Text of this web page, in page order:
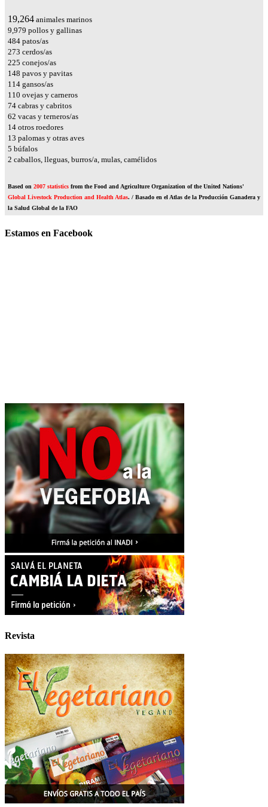
22,474 animales marinos
11,642pollos y gallinas
565 patos/as
319 cerdos/as
263 conejos/as
173 pavos y pavitas
133 gansos/as
129 ovejas y carneros
86 cabras y cabritos
73 vacas y terneros/as
16 otros roedores
16 palomas y otras aves
6 búfalos
2 caballos, lleguas, burros/a, mulas, camélidos
Based on 2007 statistics from the Food and Agriculture Organization of the United Nations'
Global Livestock Production and Health Atlas. / Basado en el Atlas de la Producción Ganadera y
la Salud Global de la FAO
Estamos en Facebook
Revista